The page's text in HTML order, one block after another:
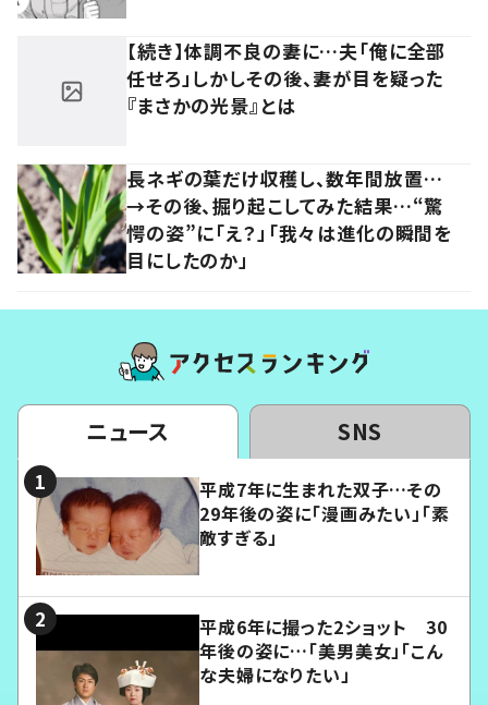
【続き】体調不良の妻に…夫「俺に全部
任せろ」しかしその後、妻が目を疑った
『まさかの光景』とは
長ネギの葉だけ収穫し、数年間放置…
→その後、掘り起こしてみた結果…“驚
愕の姿”に「え？」「我々は進化の瞬間を
目にしたのか」
ニュース SNS
平成7年に生まれた双子…その
29年後の姿に「漫画みたい」「素
敵すぎる」
平成6年に撮った2ショット 30
年後の姿に…「美男美女」「こん
な夫婦になりたい」